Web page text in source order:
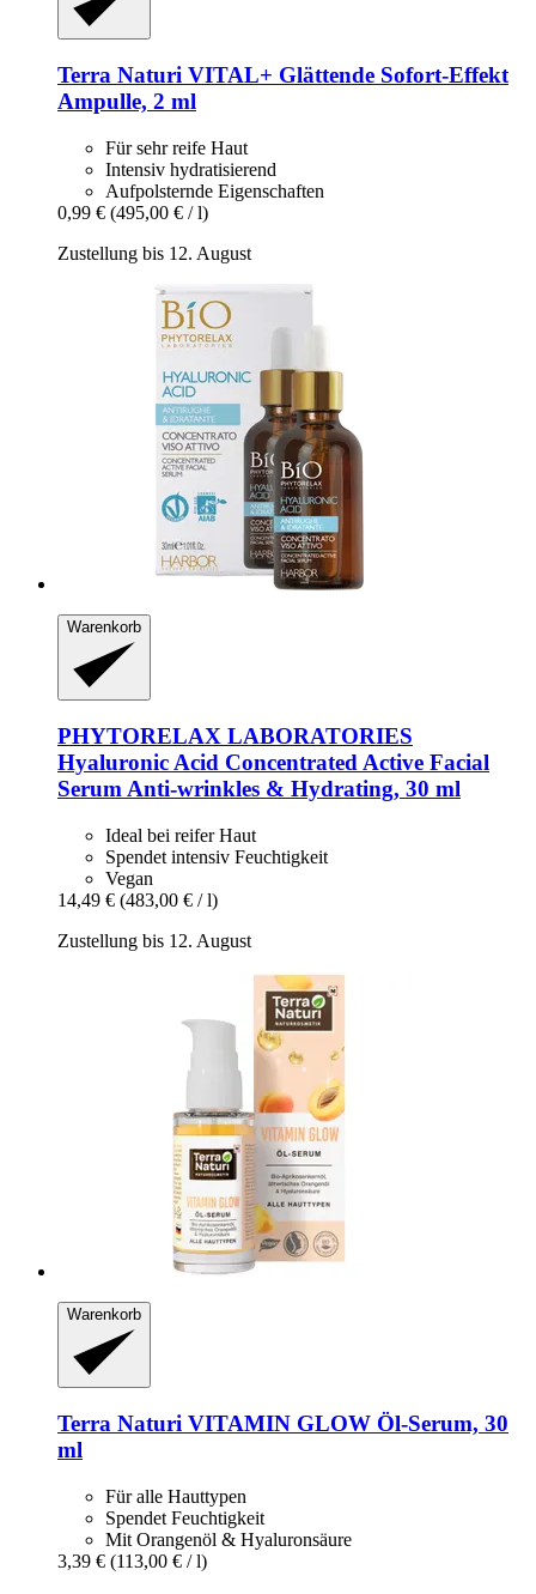
Terra Naturi VITAL+ Glättende Sofort-​Effekt
Ampulle, 2 ml
Für sehr reife Haut
Intensiv hydratisierend
Aufpolsternde Eigenschaften
0,99 € (495,00 € / l)
Zustellung bis 12. August
Warenkorb
PHYTORELAX LABORATORIES
Hyaluronic Acid Concentrated Active Facial
Serum Anti-​wrinkles & Hydrating, 30 ml
Ideal bei reifer Haut
Spendet intensiv Feuchtigkeit
Vegan
14,49 € (483,00 € / l)
Zustellung bis 12. August
Warenkorb
Terra Naturi VITAMIN GLOW Öl-​Serum, 30
ml
Für alle Hauttypen
Spendet Feuchtigkeit
Mit Orangenöl & Hyaluronsäure
3,39 € (113,00 € / l)